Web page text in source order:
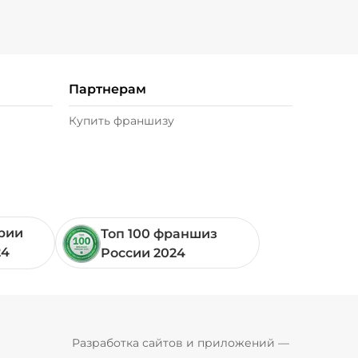
Партнерам
Купить франшизу
Топ 100 франшиз
России 2024
Разработка сайтов и приложений —